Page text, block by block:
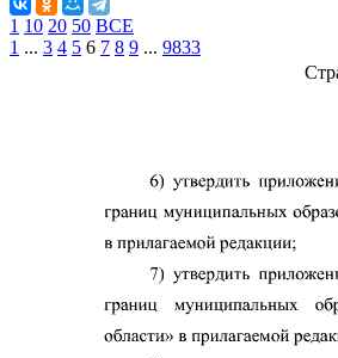
1 10 20 50 ВСЕ
1 ... 3 4 5 6 7 8 9 ... 9833